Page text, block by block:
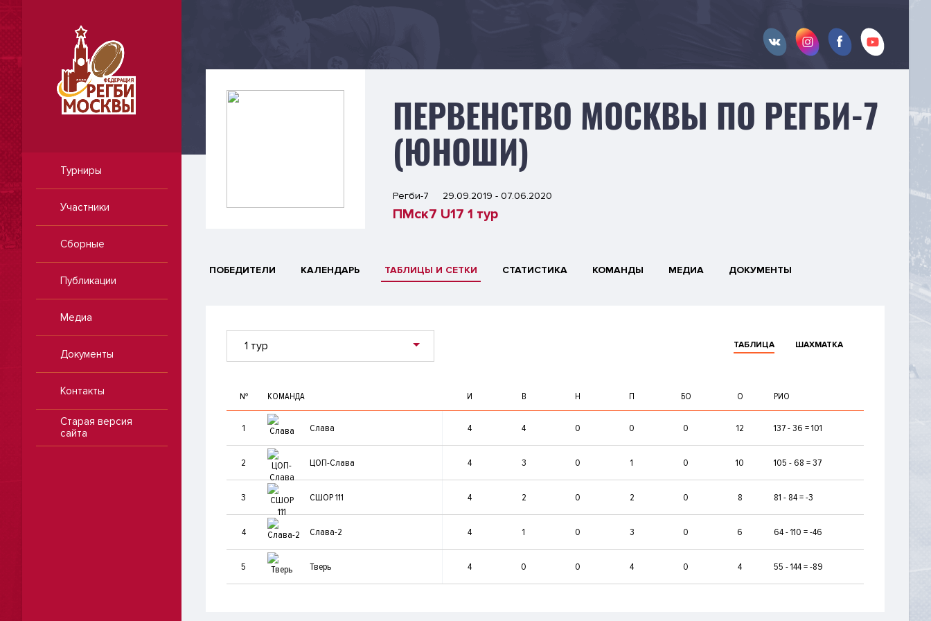
Турниры
Участники
Сборные
Публикации
Медиа
Документы
Контакты
Старая версия
сайта
ПЕРВЕНСТВО МОСКВЫ ПО РЕГБИ-7
(ЮНОШИ)
Регби-7 29.09.2019 - 07.06.2020
ПМск7 U17 1 тур
ПОБЕДИТЕЛИ КАЛЕНДАРЬ ТАБЛИЦЫ И СЕТКИ СТАТИСТИКА КОМАНДЫ МЕДИА ДОКУМЕНТЫ
1 тур ТАБЛИЦА ШАХМАТКА
№ КОМАНДА И В Н П БО О РИО
1 Слава 4 4 0 0 0 12 137 - 36 = 101
2 ЦОП-Слава 4 3 0 1 0 10 105 - 68 = 37
3 СШОР 111 4 2 0 2 0 8 81 - 84 = -3
4 Слава-2 4 1 0 3 0 6 64 - 110 = -46
5 Тверь 4 0 0 4 0 4 55 - 144 = -89